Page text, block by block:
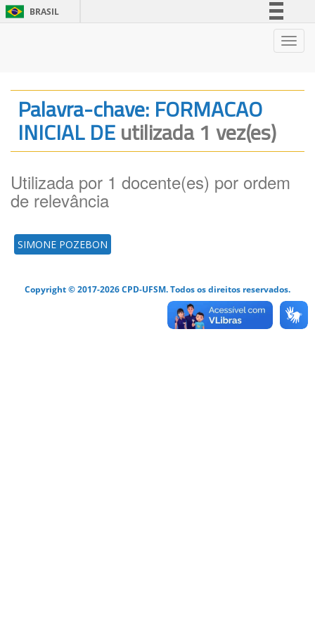
BRASIL
Legislação
Canais
Palavra-chave: FORMACAO
INICIAL DEutilizada 1 vez(es)
Utilizada por 1 docente(es) por ordem
de relevância
SIMONE POZEBON
Copyright © 2017-2026 CPD-UFSM. Todos os direitos reservados.